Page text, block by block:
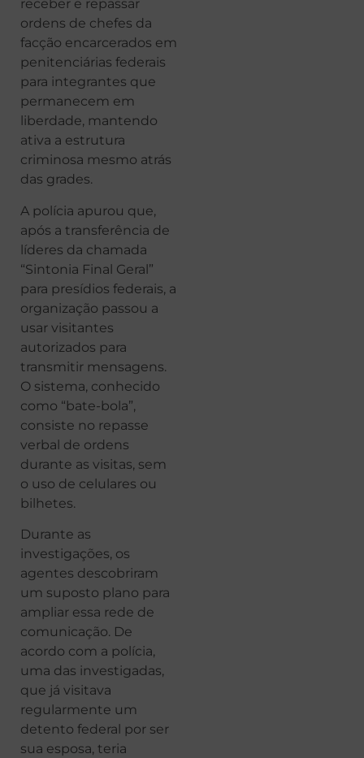
receber e repassar
ordens de chefes da
facção encarcerados em
penitenciárias federais
para integrantes que
permanecem em
liberdade, mantendo
ativa a estrutura
criminosa mesmo atrás
das grades.
A polícia apurou que,
após a transferência de
líderes da chamada
“Sintonia Final Geral”
para presídios federais, a
organização passou a
usar visitantes
autorizados para
transmitir mensagens.
O sistema, conhecido
como “bate-bola”,
consiste no repasse
verbal de ordens
durante as visitas, sem
o uso de celulares ou
bilhetes.
Durante as
investigações, os
agentes descobriram
um suposto plano para
ampliar essa rede de
comunicação. De
acordo com a polícia,
uma das investigadas,
que já visitava
regularmente um
detento federal por ser
sua esposa, teria